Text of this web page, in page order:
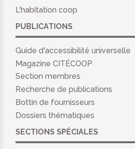
L'habitation coop
PUBLICATIONS
Guide d'accessibilité universelle
Magazine CITÉCOOP
Section membres
Recherche de publications
Bottin de fournisseurs
Dossiers thématiques
SECTIONS SPÉCIALES